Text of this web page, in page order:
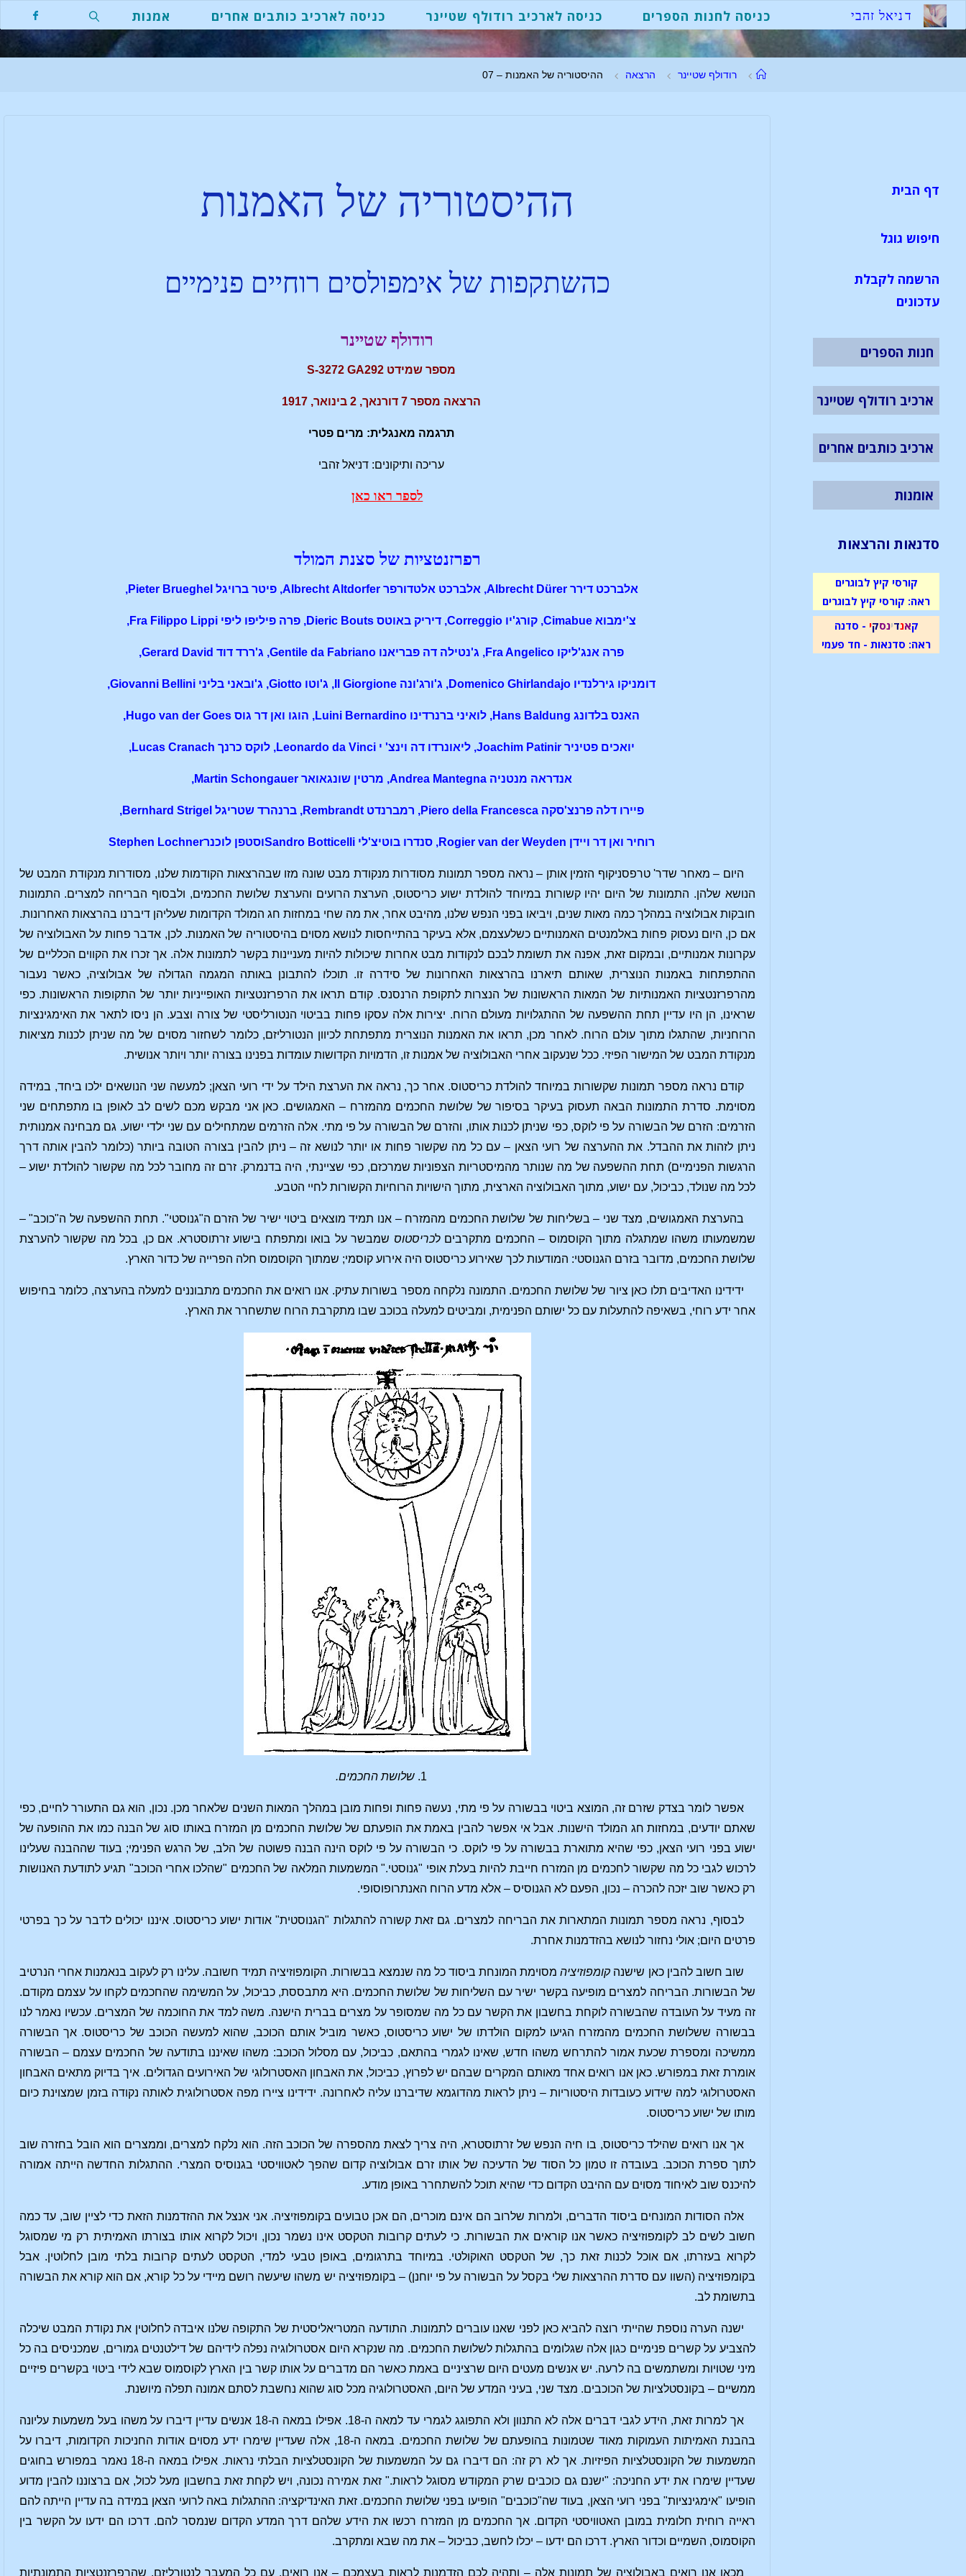
דניאל זהבי כניסה לחנות הספרים כניסה לארכיב רודולף שטיינר כניסה לארכיב כותבים אחרים אמנות
רודולף שטיינר הרצאה ההיסטוריה של האמנות – 07
ההיסטוריה של האמנות
כהשתקפות של אימפולסים רוחיים פנימיים
רודולף שטיינר
מספר שמידט S-3272 GA292
הרצאה מספר 7 דורנאך, 2 בינואר, 1917
תרגמה מאנגלית: מרים פטרי
עריכה ותיקונים: דניאל זהבי
לספר ראו כאן
רפרזנטציות של סצנת המולד
אלברכט דירר Albrecht Dürer, אלברכט אלטדורפר Albrecht Altdorfer, פיטר ברויגל Pieter Brueghel,
צ'ימבוא Cimabue, קורג'יו Correggio, דיריק באוטס Dieric Bouts, פרה פיליפו ליפי Fra Filippo Lippi,
פרה אנג'ליקו Fra Angelico, ג'נטילה דה פבריאנו Gentile da Fabriano, ג'ררד דוד Gerard David
,
דומניקו גירלנדיו Domenico Ghirlandajo, ג'ורג'ונה Il Giorgione, ג'וטו Giotto, ג'ובאני בליני Giovanni Bellini,
האנס בלדונג Hans Baldung, לואיני ברנרדינו Luini Bernardino, הוגו ואן דר גוס Hugo van der Goes,
יואכים פטיניר Joachim Patinir, ליאונרדו דה וינצ' י Leonardo da Vinci, לוקס כרנך Lucas Cranach,
אנדראה מנטניה Andrea Mantegna, מרטין שונגאואר Martin Schongauer,
פיירו דלה פרנצ'סקה Piero della Francesca, רמברנדט Rembrandt, ברנהרד שטריגל Bernhard Strigel,
רוחיר ואן דר ויידן Rogier van der Weyden, סנדרו בוטיצ'לי Sandro Botticelliוסטפן לוכנרStephen Lochner
היום – מאחר שדר' טרפסניקוף הזמין אותן – נראה מספר תמונות מסודרות מנקודת מבט שונה מזו שבהרצאות הקודמות שלנו, מסודרות מנקודת המבט של
הנושא שלהן. התמונות של היום יהיו קשורות במיוחד להולדת ישוע כריסטוס, הערצת הרועים והערצת שלושת החכמים, ולבסוף הבריחה למצרים. התמונות
חובקות אבולוציה במהלך כמה מאות שנים, ויביאו בפני הנפש שלנו, מהיבט אחר, את מה שחי במחזות חג המולד הקדומות שעליהן דיברנו בהרצאות האחרונות.
אם כן, היום נעסוק פחות באלמנטים האמנותיים כשלעצמם, אלא בעיקר בהתייחסות לנושא מסוים בהיסטוריה של האמנות. לכן, אדבר פחות על האבולוציה של
עקרונות אמנותיים, ובמקום זאת, אפנה את תשומת לבכם לנקודות מבט אחרות שיכולות להיות מעניינות בקשר לתמונות אלה. אך זכרו את הקווים הכלליים של
ההתפתחות באמנות הנוצרית, שאותם תיארנו בהרצאות האחרונות של סידרה זו. תוכלו להתבונן באותה המגמה הגדולה של אבולוציה, כאשר נעבור
מהרפרזנטציות האמנותיות של המאות הראשונות של הנצרות לתקופת הרנסנס. קודם תראו את הרפרזנטציות האופייניות יותר של התקופות הראשונות. כפי
שראינו, הן היו עדיין תחת ההשפעה של ההתגלויות מעולם הרוח. יצירות אלה עסקו פחות בביטוי הנטורליסטי של צורה וצבע. הן ניסו לתאר את האימגינציות
הרוחניות, שהתגלו מתוך עולם הרוח. לאחר מכן, תראו את האמנות הנוצרית מתפתחת לכיוון הנטורליזם, כלומר לשחזור מסוים של מה שניתן לכנות מציאות
מנקודת המבט של המישור הפיזי. ככל שנעקוב אחרי האבולוציה של אמנות זו, הדמויות הקדושות עומדות בפנינו בצורה יותר ויותר אנושית.
קודם נראה מספר תמונות שקשורות במיוחד להולדת כריסטוס. אחר כך, נראה את הערצת הילד על ידי רועי הצאן; למעשה שני הנושאים ילכו ביחד, במידה
מסוימת. סדרת התמונות הבאה תעסוק בעיקר בסיפור של שלושת החכמים מהמזרח – האמגושים. כאן אני מבקש מכם לשים לב לאופן בו מתפתחים שני
הזרמים: הזרם של הבשורה על פי לוקס, כפי שניתן לכנות אותו, והזרם של הבשורה על פי מתי. אלה הזרמים שמתחילים עם שני ילדי ישוע. גם מבחינה אמנותית
ניתן לזהות את ההבדל. את ההערצה של רועי הצאן – עם כל מה שקשור פחות או יותר לנושא זה – ניתן להבין בצורה הטובה ביותר (כלומר להבין אותה דרך
הרגשות הפנימיים) תחת ההשפעה של מה שנותר מהמיסטריות הצפוניות שמרכזם, כפי שציינתי, היה בדנמרק. זרם זה מחובר לכל מה שקשור להולדת ישוע –
לכל מה שנולד, כביכול, עם ישוע, מתוך האבולוציה הארצית, מתוך הישויות הרוחיות הקשורות לחיי הטבע.
בהערצת האמגושים, מצד שני – בשליחות של שלושת החכמים מהמזרח – אנו תמיד מוצאים ביטוי ישיר של הזרם ה"גנוסטי". תחת ההשפעה של ה"כוכב" –
שמשמעותו משהו שמתגלה מתוך הקוסמוס – החכמים מתקרבים לכריסטוס שמבשר על בואו ומתפתח בישוע זרתוסטרא. אם כן, בכל מה שקשור להערצת
שלושת החכמים, מדובר בזרם הגנוסטי: המודעות לכך שאירוע כריסטוס היה אירוע קוסמי; שמתוך הקוסמוס חלה הפרייה של כדור הארץ.
ידידינו האדיבים תלו כאן ציור של שלושת החכמים. התמונה נלקחה מספר בשורות עתיק. אנו רואים את החכמים מתבוננים למעלה בהערצה, כלומר בחיפוש
אחר ידע רוחי, בשאיפה להתעלות עם כל ישותם הפנימית, ומביטים למעלה בכוכב שבו מתקרבת הרוח שתשחרר את הארץ.
1. שלושת החכמים.
אפשר לומר בצדק שזרם זה, המוצא ביטוי בבשורה על פי מתי, נעשה פחות ופחות מובן במהלך המאות השנים שלאחר מכן. נכון, הוא גם התעורר לחיים, כפי
שאתם יודעים, במחזות חג המולד הישנות. אבל אי אפשר להבין באמת את הופעתם של שלושת החכמים מן המזרח באותו סוג של הבנה כמו את ההופעה של
ישוע בפני רועי הצאן, כפי שהיא מתוארת בבשורה על פי לוקס. כי הבשורה על פי לוקס הינה הבנה פשוטה של הלב, של הרגש הפנימי; בעוד שההבנה שעלינו
לרכוש לגבי כל מה שקשור לחכמים מן המזרח חייבת להיות בעלת אופי "גנוסטי." המשמעות המלאה של החכמים "שהלכו אחרי הכוכב" תגיע לתודעת האנושות
רק כאשר שוב יזכה להכרה – נכון, הפעם לא הגנוסיס – אלא מדע הרוח האנתרופוסופי.
לבסוף, נראה מספר תמונות המתארות את הבריחה למצרים. גם זאת קשורה להתגלות "הגנוסטית" אודות ישוע כריסטוס. איננו יכולים לדבר על כך בפרטי
פרטים היום; אולי נחזור לנושא בהזדמנות אחרת.
שוב חשוב להבין כאן שישנהקומפוזיציהמסוימת המונחת ביסוד כל מה שנמצא בבשורות. הקומפוזיציה תמיד חשובה. עלינו רק לעקוב בנאמנות אחרי הנרטיב
של הבשורות. הבריחה למצרים מופיעה בקשר ישיר עם השליחות של שלושת החכמים. היא מתבססת, כביכול, על המשימה שהחכמים לקחו על עצמם מקודם.
זה מעיד על העובדה שהבשורה לוקחת בחשבון את הקשר עם כל מה שמסופר על מצרים בברית הישנה. משה למד את החוכמה של המצרים. עכשיו נאמר לנו
בבשורה ששלושת החכמים מהמזרח הגיעו למקום הולדתו של ישוע כריסטוס, כאשר מוביל אותם הכוכב, שהוא למעשה הכוכב של כריסטוס. אך הבשורה
ממשיכה ומספרת שכעת אמור להתרחש משהו חדש, שאינו לגמרי בהתאם, כביכול, עם מסלול הכוכב: משהו שאיננו בתודעה של החכמים עצמם – הבשורה
אומרת זאת במפורש. כאן אנו רואים אחד מאותם המקרים שבהם יש לפרוץ, כביכול, את האבחון האסטרולוגי של האירועים הגדולים. איך בדיוק מתאים האבחון
האסטרולוגי למה שידוע כעובדות היסטוריות – ניתן לראות מהדוגמא שדיברנו עליה לאחרונה. ידידינו ציירו מפה אסטרולוגית לאותה נקודה בזמן שמצוינת כיום
מותו של ישוע כריסטוס.
אך אנו רואים שהילד כריסטוס, בו חיה הנפש של זרתוסטרא, היה צריך לצאת מהספרה של הכוכב הזה. הוא נלקח למצרים, וממצרים הוא הובל בחזרה שוב
לתוך ספרת הכוכב. בעובדה זו טמון כל הסוד של הדעיכה של אותו זרם אבולוציה קדום שהפך לאטוויסטי בגנוסיס המצרי. ההתגלות החדשה הייתה אמורה
להיכנס שוב לאיחוד מסוים עם ההיבט הקדום כדי שהיא תוכל להשתחרר באופן מודע.
אלה הסודות המונחים ביסוד הדברים, ולמרות שלרוב הם אינם מוכרים, הם אכן טבועים בקומפוזיציה. אני אנצל את ההזדמנות הזאת כדי לציין שוב, עד כמה
חשוב לשים לב לקומפוזיציה כאשר אנו קוראים את הבשורות. כי לעתים קרובות הטקסט אינו נשמר נכון, ויכול לקרוא אותו בצורתו האמיתית רק מי שמסוגל
לקרוא בעזרתו, אם אוכל לכנות זאת כך, של הטקסט האוקולטי. במיוחד בתרגומים, באופן טבעי למדי, הטקסט לעתים קרובות בלתי מובן לחלוטין. אבל
בקומפוזיציה (השוו עם סדרת ההרצאות שלי בקסל על הבשורה על פי יוחנן) – בקומפוזיציה יש משהו שיעשה רושם מיידי על כל קורא, אם הוא קורא את הבשורה
בתשומת לב.
ישנה הערה נוספת שהייתי רוצה להביא כאן לפני שאנו עוברים לתמונות. התודעה המטריאליסטית של התקופה שלנו איבדה לחלוטין את נקודת המבט שיכלה
להצביע על קשרים פנימיים כגון אלה שגלומים בהתגלות לשלושת החכמים. מה שנקרא היום אסטרולוגיה נפלה לידיהם של דילטנטים גמורים, שמכניסים בה כל
מיני שטויות ומשתמשים בה לרעה. יש אנשים מעטים היום שרציניים באמת כאשר הם מדברים על אותו קשר בין הארץ לקוסמוס שבא לידי ביטוי בקשרים פיזיים
ממשיים – בקונסטלציות של הכוכבים. מצד שני, בעיני המדע של היום, האסטרולוגיה מכל סוג שהוא נחשבת לסתם אמונה תפלה מיושנת.
אך למרות זאת, הידע לגבי דברים אלה לא התנוון ולא התפוגג לגמרי עד למאה ה-18. אפילו במאה ה-18 אנשים עדיין דיברו על משהו בעל משמעות עליונה
בהבנת האמיתות העמוקות מאוד שטמונות בהופעתם של שלושת החכמים. במאה ה-18, אלה שעדיין שימרו ידע מסוים אודות החניכות הקדומות, דיברו על
המשמעות של הקונסטלציות הפיזיות. אך לא רק זה: הם דיברו גם על המשמעות של הקונסטלציות הבלתי נראות. אפילו במאה ה-18 נאמר במפורש בחוגים
שעדיין שימרו את ידע החניכה: "ישנם גם כוכבים שרק המקודש מסוגל לראות." זאת אמירה נכונה, ויש לקחת זאת בחשבון מעל לכול, אם ברצוננו להבין מדוע
הופיעו "אימגינציות" בפני רועי הצאן, בעוד שה"כוכבים" הופיעו בפני שלושת החכמים. זאת האינדיקציה: ההתגלות באה לרועי הצאן במידה בה עדיין הייתה להם
ראייה רוחית חלומית במובן האטוויסטי הקדום. אך החכמים מן המזרח רכשו את הידע שלהם דרך המדע הקדום שנמסר להם. דרכו הם ידעו על הקשר בין
הקוסמוס, השמיים וכדור הארץ. דרכו הם ידעו – יכלו לחשב, כביכול – את מה שבא ומתקרב.
מכאן אנו רואים באבולוציה של תמונות אלה – ותהיה לכם הזדמנות לראות בעצמכם – אנו רואים, עם כל המעבר לנטורליזם, שהרפרזנטציות התמונתיות
דף הבית
חיפוש גוגל
הרשמה לקבלת
עדכונים
חנות הספרים
ארכיב רודולף שטיינר
ארכיב כותבים אחרים
אומנות
סדנאות והרצאות
קורסי קיץ לבוגרים
ראה: קורסי קיץ לבוגרים
קאנדינסקי - סדנה
ראה: סדנאות - חד פעמי